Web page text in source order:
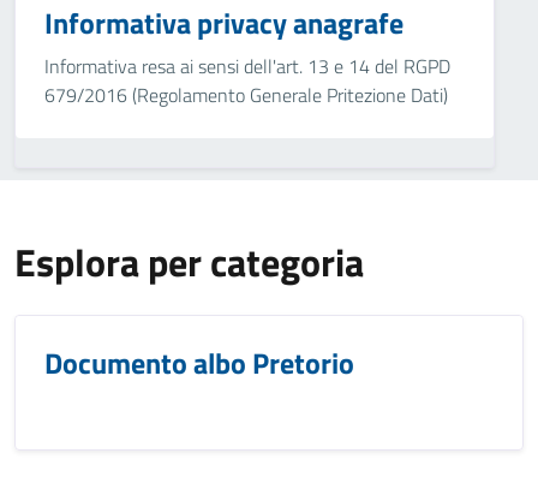
Informativa privacy anagrafe
Informativa resa ai sensi dell'art. 13 e 14 del RGPD
679/2016 (Regolamento Generale Pritezione Dati)
Esplora per categoria
Documento albo Pretorio